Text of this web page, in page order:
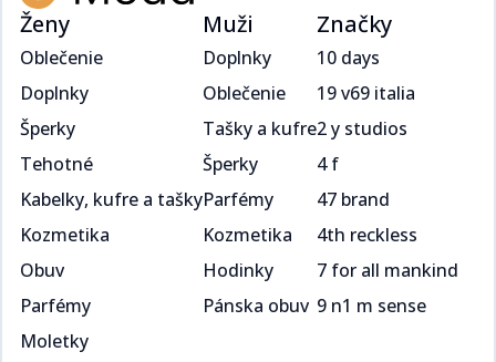
Ženy
Oblečenie
Doplnky
Šperky
Tehotné
Kabelky, kufre a tašky
Kozmetika
Obuv
Parfémy
Moletky
Muži
Doplnky
Oblečenie
Tašky a kufre
Šperky
Parfémy
Kozmetika
Hodinky
Pánska obuv
Značky
10 days
19 v69 italia
2 y studios
4 f
47 brand
4th reckless
7 for all mankind
9 n1 m sense